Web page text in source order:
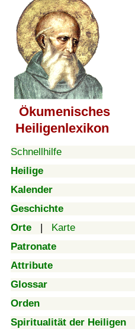
Ökumenisches
Heiligenlexikon
Schnellhilfe
Heilige
Kalender
Geschichte
Orte | Karte
Patronate
Attribute
Glossar
Orden
Spiritualität der Heiligen